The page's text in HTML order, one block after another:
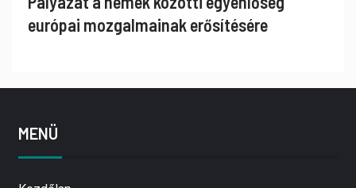
európai mozgalmainak erősítésére
MENÜ